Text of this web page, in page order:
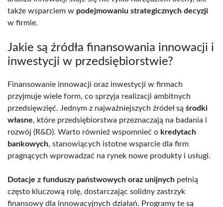
także wsparciem w podejmowaniu strategicznych decyzji
w firmie.
Jakie są źródła finansowania innowacji i
inwestycji w przedsiębiorstwie?
Finansowanie innowacji oraz inwestycji w firmach
przyjmuje wiele form, co sprzyja realizacji ambitnych
przedsięwzięć. Jednym z najważniejszych źródeł są środki
własne, które przedsiębiorstwa przeznaczają na badania i
rozwój (R&D). Warto również wspomnieć o kredytach
bankowych, stanowiących istotne wsparcie dla firm
pragnących wprowadzać na rynek nowe produkty i usługi.
Dotacje z funduszy państwowych oraz unijnych pełnią
często kluczową rolę, dostarczając solidny zastrzyk
finansowy dla innowacyjnych działań. Programy te są